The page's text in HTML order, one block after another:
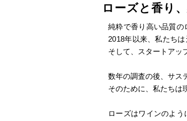
ローズと香り
純粋で香り高い品質の
2018年以来、私たち
そして、スタートアッ
数年の調査の後、サス
そのために、私たちは
ローズはワインのよ